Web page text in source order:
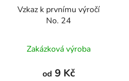
Vzkaz k prvnímu výročí
No. 24
Zakázková výroba
od 9 Kč